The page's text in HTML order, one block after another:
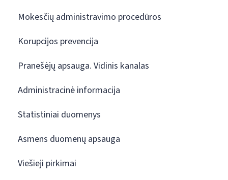
Mokesčių administravimo procedūros
Korupcijos prevencija
Pranešėjų apsauga. Vidinis kanalas
Administracinė informacija
Statistiniai duomenys
Asmens duomenų apsauga
Viešieji pirkimai